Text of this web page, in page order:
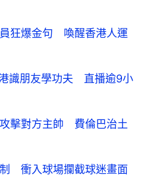
員狂爆金句 喚醒香港人運
識朋友學功夫 直播逾9小
擊對方主帥 費倫巴治土
衝入球場攔截球迷畫面